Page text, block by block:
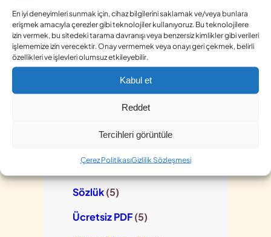
En iyi deneyimleri sunmak için, cihaz bilgilerini saklamak ve/veya bunlara
erişmek amacıyla çerezler gibi teknolojiler kullanıyoruz. Bu teknolojilere
izin vermek, bu sitedeki tarama davranışı veya benzersiz kimlikler gibi verileri
işlememize izin verecektir. Onay vermemek veya onayı geri çekmek, belirli
özellikleri ve işlevleri olumsuz etkileyebilir.
Kabul et
Reddet
Tercihleri görüntüle
Çerez PolitikasıGizlilik Sözleşmesi
Yazma(7)
Devamı Sende(2)
Edebi türler(1)
Kişilik Testi(1)
Kolektif Yazarlar Birliği
Mobil Uygulama(2)
Sözlük(5)
Ücretsiz PDF(5)